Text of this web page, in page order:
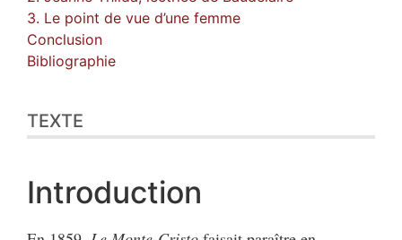
3. Le point de vue d’une femme
Conclusion
Bibliographie
TEXTE
Introduction